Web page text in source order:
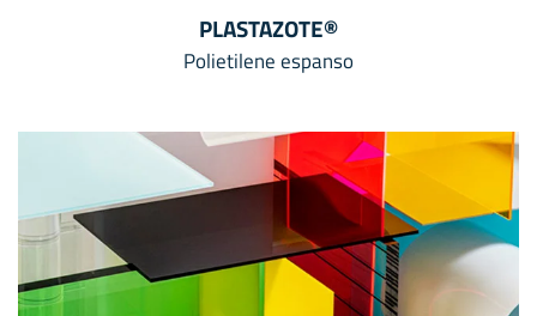
PLASTAZOTE®
Polietilene espanso